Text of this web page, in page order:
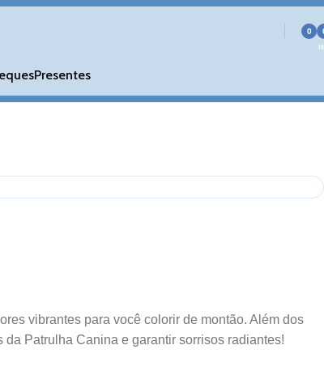
0
Presentes
vibrantes para você colorir de montão. Além dos
Patrulha Canina e garantir sorrisos radiantes!